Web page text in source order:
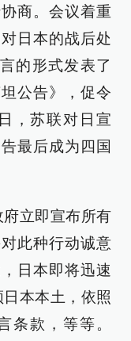
商。会议着重
日本的战后处
的形式发表了
公告》，促令
，苏联对日宣
最后成为四国
府立即宣布所有
此种行动诚意
日本即将迅速
本本土，依照
条款，等等。